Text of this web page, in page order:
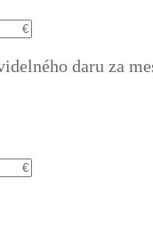
daru za